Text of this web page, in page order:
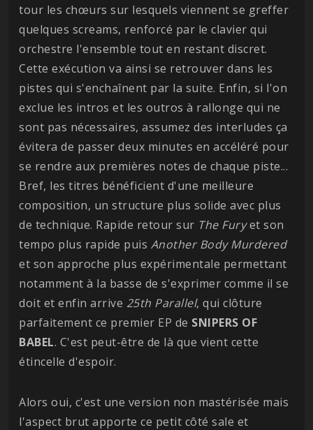
tour les chœurs sur lesquels viennent se greffer
quelques screams, renforcé par le clavier qui
orchestre l'ensemble tout en restant discret.
Cette exécution va ainsi se retrouver dans les
pistes qui s'enchaînent par la suite. Enfin, si l'on
exclue les intros et les outros à rallonge qui ne
sont pas nécessaires, assumez des interludes ça
évitera de passer deux minutes en accéléré pour
se rendre aux premières notes de chaque piste...
Bref, les titres bénéficient d'une meilleure
composition, un structure plus solide avec plus
de technique. Rapide retour sur The Furyet son
tempo plus rapide puis Another Body Murdered
et son approche plus expérimentale permettant
notamment à la basse de s'exprimer comme il se
doit et enfin arrive 25th Parallel, qui clôture
parfaitement ce premier EP de SNIPERS OF
BABEL. C'est peut-être de là que vient cette
étincelle d'espoir.
Alors oui, c'est une version non mastérisée mais
l'aspect brut apporte ce petit côté sale et